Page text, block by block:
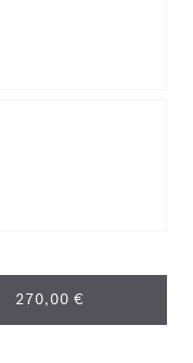
270,00 €